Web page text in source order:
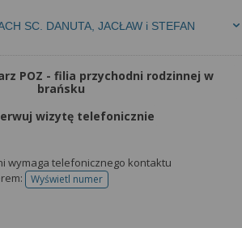
SC. DANUTA, JACŁAW i STEFAN
POZ - filia przychodni rodzinnej w
brańsku
wizytę telefonicznie
wymaga telefonicznego kontaktu
Wyświetl numertelefonu do rejestracji